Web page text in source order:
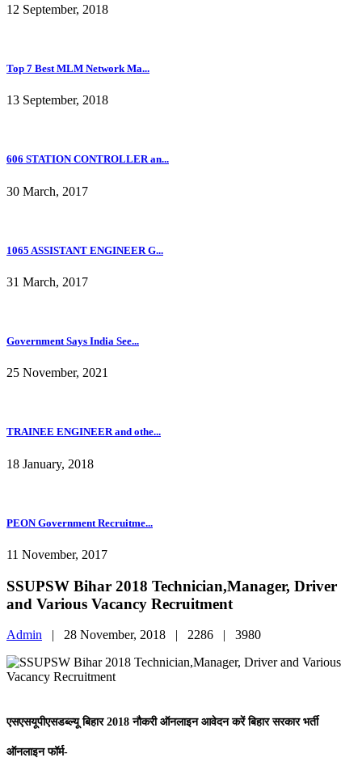
12 September, 2018
Top 7 Best MLM Network Ma...
13 September, 2018
606 STATION CONTROLLER an...
30 March, 2017
1065 ASSISTANT ENGINEER G...
31 March, 2017
Government Says India See...
25 November, 2021
TRAINEE ENGINEER and othe...
18 January, 2018
PEON Government Recruitme...
11 November, 2017
SSUPSW Bihar 2018 Technician,Manager, Driver
and Various Vacancy Recruitment
Admin | 28 November, 2018 | 2286 | 3980
एसएसयूपीएसडब्ल्यू बिहार 2018 नौकरी ऑनलाइन आवेदन करें बिहार सरकार भर्ती
ऑनलाइन फॉर्म-